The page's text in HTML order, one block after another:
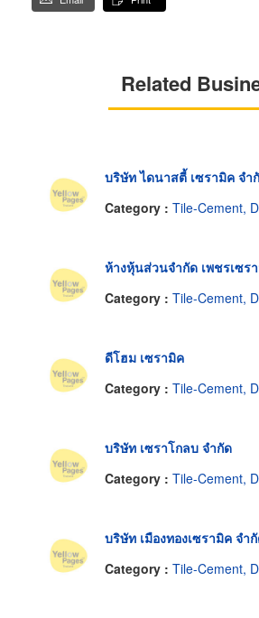
Related
บริษัท ไดนาสตี้ เซรามิค จำ
Category : Tile-Cement,
ห้างหุ้นส่วนจำกัด เพชรเซร
Category : Tile-Cement,
ดีโฮม เซรามิค
Category : Tile-Cement,
บริษัท เซราโกลบ จำกัด
Category : Tile-Cement,
บริษัท เมืองทองเซรามิค จำ
Category : Tile-Cement,